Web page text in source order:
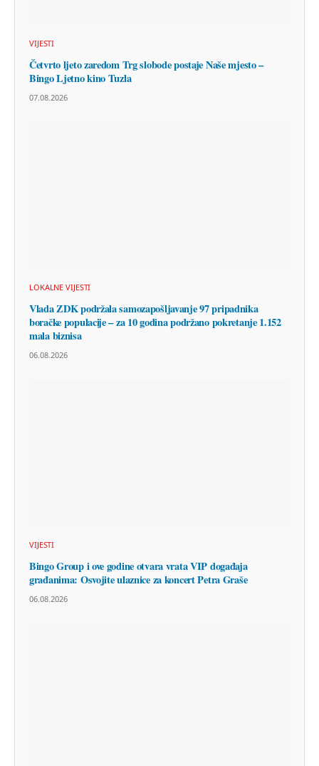
VIJESTI
Četvrto ljeto zaredom Trg slobode postaje Naše mjesto –
Bingo Ljetno kino Tuzla
07.08.2026
LOKALNE VIJESTI
Vlada ZDK podržala samozapošljavanje 97 pripadnika
boračke populacije – za 10 godina podržano pokretanje 1.152
mala biznisa
06.08.2026
VIJESTI
Bingo Group i ove godine otvara vrata VIP događaja
građanima: Osvojite ulaznice za koncert Petra Graše
06.08.2026